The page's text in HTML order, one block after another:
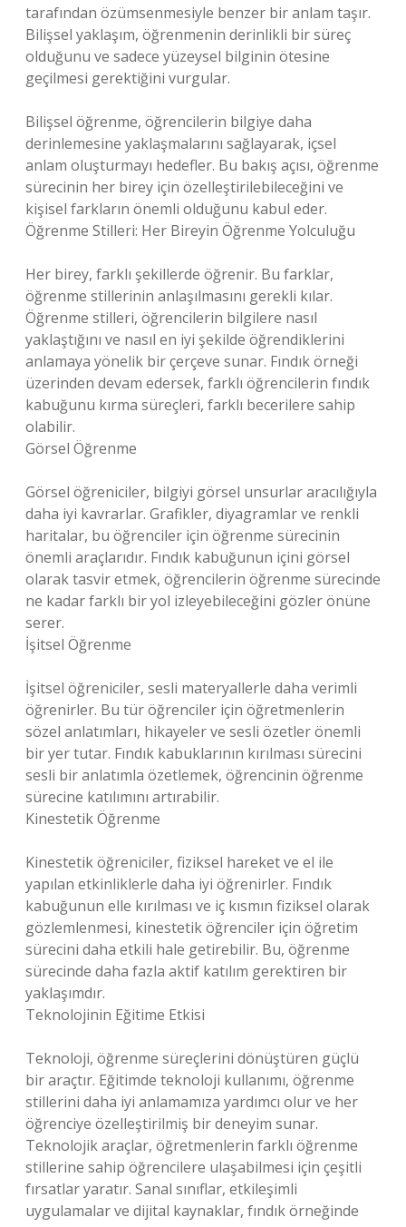
tarafından özümsenmesiyle benzer bir anlam taşır.
Bilişsel yaklaşım, öğrenmenin derinlikli bir süreç
olduğunu ve sadece yüzeysel bilginin ötesine
geçilmesi gerektiğini vurgular.
Bilişsel öğrenme, öğrencilerin bilgiye daha
derinlemesine yaklaşmalarını sağlayarak, içsel
anlam oluşturmayı hedefler. Bu bakış açısı, öğrenme
sürecinin her birey için özelleştirilebileceğini ve
kişisel farkların önemli olduğunu kabul eder.
Öğrenme Stilleri: Her Bireyin Öğrenme Yolculuğu
Her birey, farklı şekillerde öğrenir. Bu farklar,
öğrenme stillerinin anlaşılmasını gerekli kılar.
Öğrenme stilleri, öğrencilerin bilgilere nasıl
yaklaştığını ve nasıl en iyi şekilde öğrendiklerini
anlamaya yönelik bir çerçeve sunar. Fındık örneği
üzerinden devam edersek, farklı öğrencilerin fındık
kabuğunu kırma süreçleri, farklı becerilere sahip
olabilir.
Görsel Öğrenme
Görsel öğreniciler, bilgiyi görsel unsurlar aracılığıyla
daha iyi kavrarlar. Grafikler, diyagramlar ve renkli
haritalar, bu öğrenciler için öğrenme sürecinin
önemli araçlarıdır. Fındık kabuğunun içini görsel
olarak tasvir etmek, öğrencilerin öğrenme sürecinde
ne kadar farklı bir yol izleyebileceğini gözler önüne
serer.
İşitsel Öğrenme
İşitsel öğreniciler, sesli materyallerle daha verimli
öğrenirler. Bu tür öğrenciler için öğretmenlerin
sözel anlatımları, hikayeler ve sesli özetler önemli
bir yer tutar. Fındık kabuklarının kırılması sürecini
sesli bir anlatımla özetlemek, öğrencinin öğrenme
sürecine katılımını artırabilir.
Kinestetik Öğrenme
Kinestetik öğreniciler, fiziksel hareket ve el ile
yapılan etkinliklerle daha iyi öğrenirler. Fındık
kabuğunun elle kırılması ve iç kısmın fiziksel olarak
gözlemlenmesi, kinestetik öğrenciler için öğretim
sürecini daha etkili hale getirebilir. Bu, öğrenme
sürecinde daha fazla aktif katılım gerektiren bir
yaklaşımdır.
Teknolojinin Eğitime Etkisi
Teknoloji, öğrenme süreçlerini dönüştüren güçlü
bir araçtır. Eğitimde teknoloji kullanımı, öğrenme
stillerini daha iyi anlamamıza yardımcı olur ve her
öğrenciye özelleştirilmiş bir deneyim sunar.
Teknolojik araçlar, öğretmenlerin farklı öğrenme
stillerine sahip öğrencilere ulaşabilmesi için çeşitli
fırsatlar yaratır. Sanal sınıflar, etkileşimli
uygulamalar ve dijital kaynaklar, fındık örneğinde